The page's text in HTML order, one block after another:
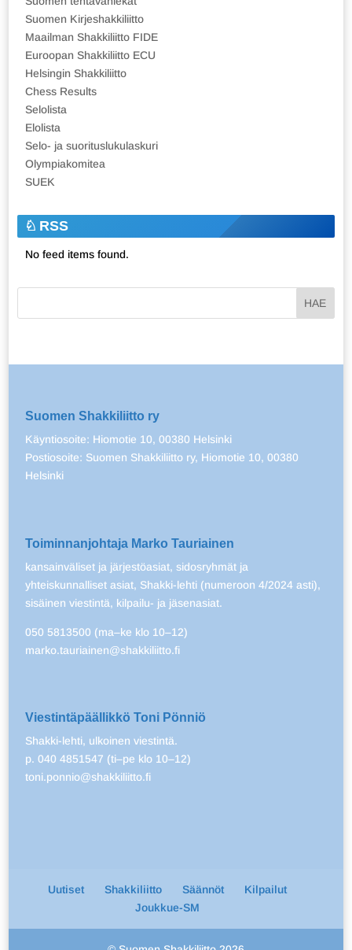
Suomen Kirjeshakkiliitto
Maailman Shakkiliitto FIDE
Euroopan Shakkiliitto ECU
Helsingin Shakkiliitto
Chess Results
Selolista
Elolista
Selo- ja suorituslukulaskuri
Olympiakomitea
SUEK
RSS
No feed items found.
Suomen Shakkiliitto ry
Käyntiosoite: Hiomotie 10, 00380 Helsinki
Postiosoite: Suomen Shakkiliitto ry, Hiomotie 10, 00380
Helsinki
Toiminnanjohtaja Marko Tauriainen
kansainväliset ja järjestöasiat, sidosryhmät ja
yhteiskunnalliset asiat, Shakki-lehti (numeroon 4/2024 asti),
sisäinen viestintä, kilpailu- ja jäsenasiat.
050 5813500 (ma–ke klo 10–12)
marko.tauriainen@shakkiliitto.fi
Viestintäpäällikkö Toni Pönniö
Shakki-lehti, ulkoinen viestintä.
p. 040 4851547 (ti–pe klo 10–12)
toni.ponnio@shakkiliitto.fi
Uutiset Shakkiliitto Säännöt
Kilpailut
Joukkue-SM